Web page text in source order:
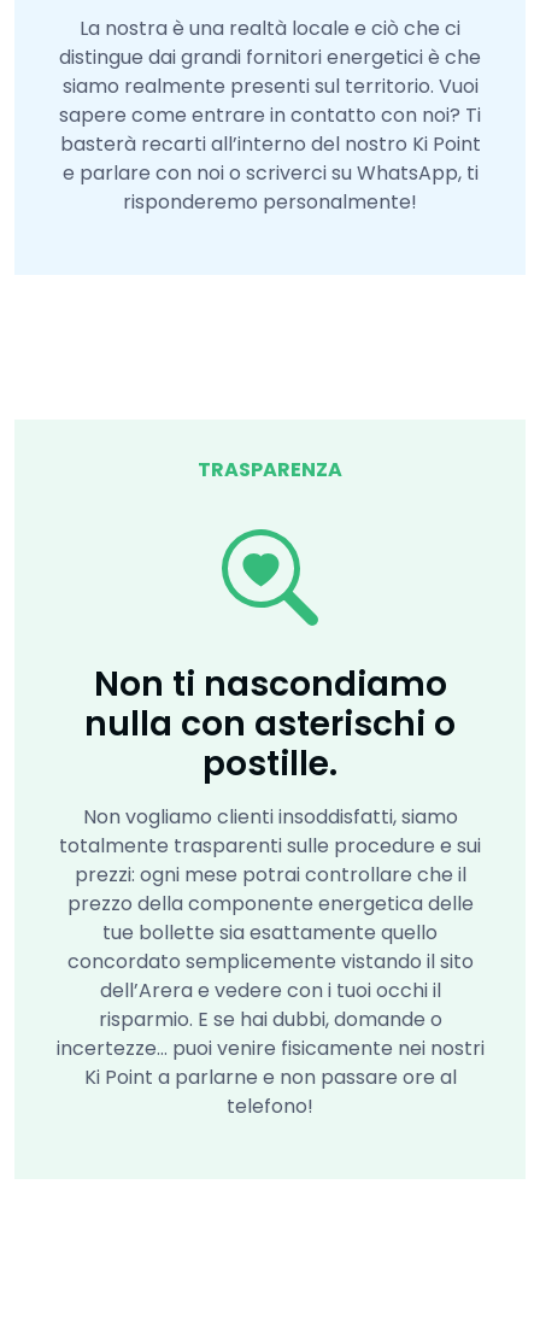
La nostra è una realtà locale e ciò che ci
distingue dai grandi fornitori energetici è che
siamo realmente presenti sul territorio. Vuoi
sapere come entrare in contatto con noi? Ti
basterà recarti all’interno del nostro Ki Point
e parlare con noi o scriverci su WhatsApp, ti
risponderemo personalmente!
TRASPARENZA
Non ti nascondiamo
nulla con asterischi o
postille.
Non vogliamo clienti insoddisfatti, siamo
totalmente trasparenti sulle procedure e sui
prezzi: ogni mese potrai controllare che il
prezzo della componente energetica delle
tue bollette sia esattamente quello
concordato semplicemente vistando il sito
dell’Arera e vedere con i tuoi occhi il
risparmio. E se hai dubbi, domande o
incertezze… puoi venire fisicamente nei nostri
Ki Point a parlarne e non passare ore al
telefono!